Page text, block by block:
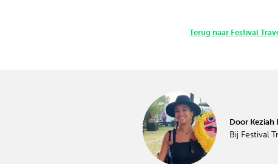
Terug naar Festival
Door Keziah
Bij Festival